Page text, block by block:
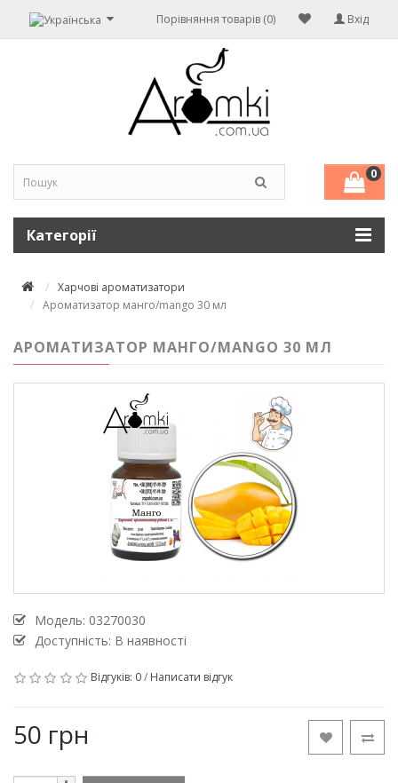
Вхід
Порівняння товарів (0)
0
Категорії
Харчові ароматизатори
Ароматизатор манго/mango 30 мл
АРОМАТИЗАТОР МАНГО/MANGO 30 МЛ
Модель: 03270030
Доступність: В наявності
Відгуків: 0/ Написати відгук
50 грн